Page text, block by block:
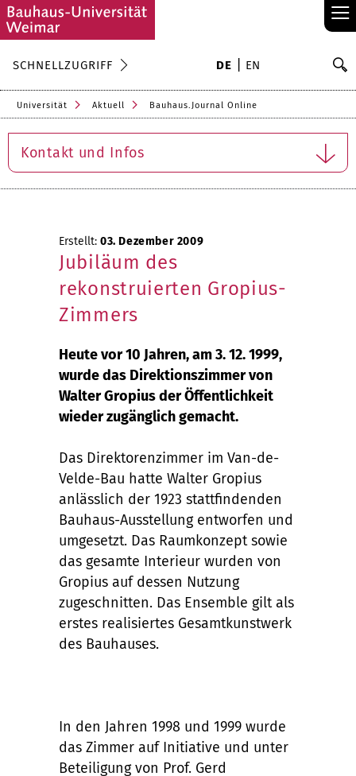
≡
SCHNELLZUGRIFF DE EN
Universität Aktuell Bauhaus.Journal Online
Kontakt und Infos
Erstellt: 03. Dezember 2009
Jubiläum des
rekonstruierten Gropius-
Zimmers
Heute vor 10 Jahren, am 3. 12. 1999,
wurde das Direktionszimmer von
Walter Gropius der Öffentlichkeit
wieder zugänglich gemacht.
Das Direktorenzimmer im Van-de-
Velde-Bau hatte Walter Gropius
anlässlich der 1923 stattfindenden
Bauhaus-Ausstellung entworfen und
umgesetzt. Das Raumkonzept sowie
das gesamte Interieur wurden von
Gropius auf dessen Nutzung
zugeschnitten. Das Ensemble gilt als
erstes realisiertes Gesamtkunstwerk
des Bauhauses.
In den Jahren 1998 und 1999 wurde
das Zimmer auf Initiative und unter
Beteiligung von Prof. Gerd